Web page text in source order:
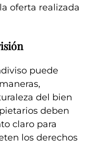
oferta realizada
puede
del bien
deben
claro para
los derechos